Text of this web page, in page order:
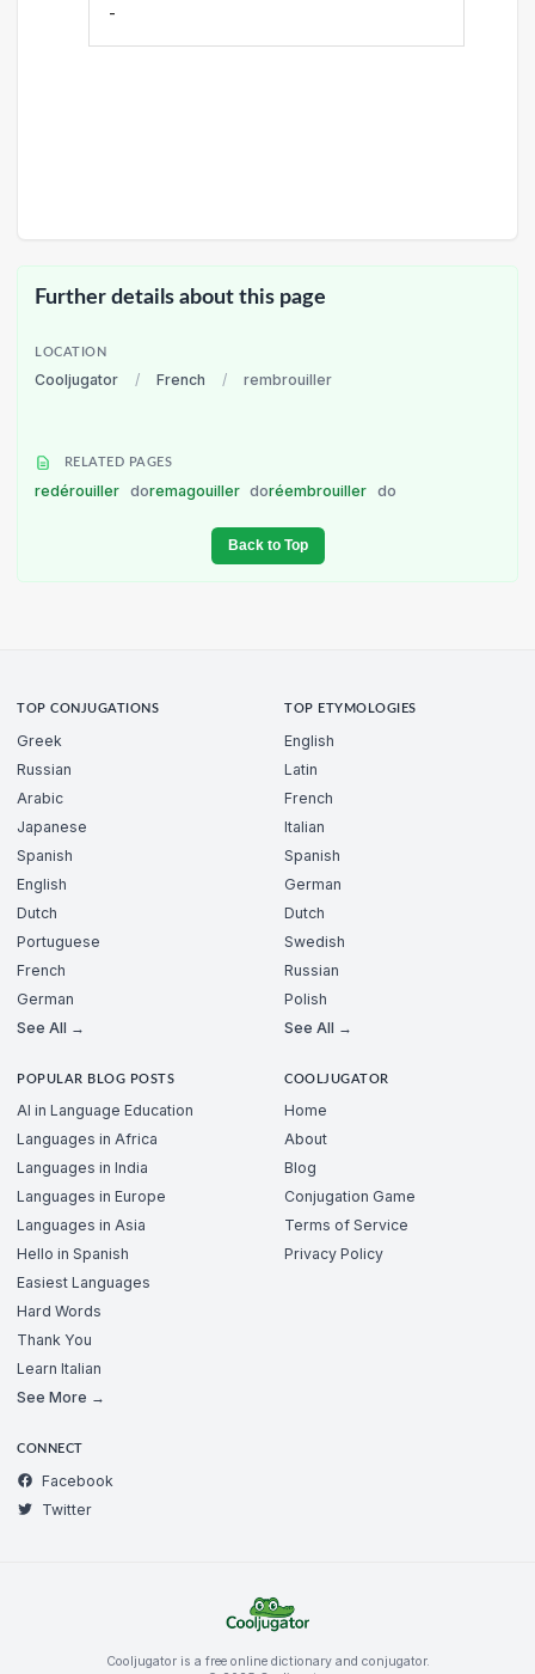
-
Further details about this page
LOCATION
Cooljugator / French / rembrouiller
RELATED PAGES
redérouiller doremagouiller doréembrouiller do
Back to Top
TOP CONJUGATIONS
Greek
Russian
Arabic
Japanese
Spanish
English
Dutch
Portuguese
French
German
See All →
TOP ETYMOLOGIES
English
Latin
French
Italian
Spanish
German
Dutch
Swedish
Russian
Polish
See All →
POPULAR BLOG POSTS
AI in Language Education
Languages in Africa
Languages in India
Languages in Europe
Languages in Asia
Hello in Spanish
Easiest Languages
Hard Words
Thank You
Learn Italian
See More →
COOLJUGATOR
Home
About
Blog
Conjugation Game
Terms of Service
Privacy Policy
CONNECT
Facebook
Twitter
Cooljugator is a free online dictionary and conjugator.